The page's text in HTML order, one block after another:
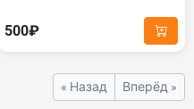
500₽
« Назад Вперёд »